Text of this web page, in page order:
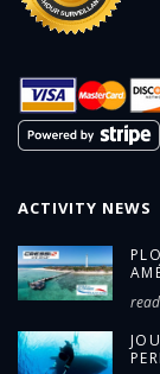
ACTIVITY NEWS